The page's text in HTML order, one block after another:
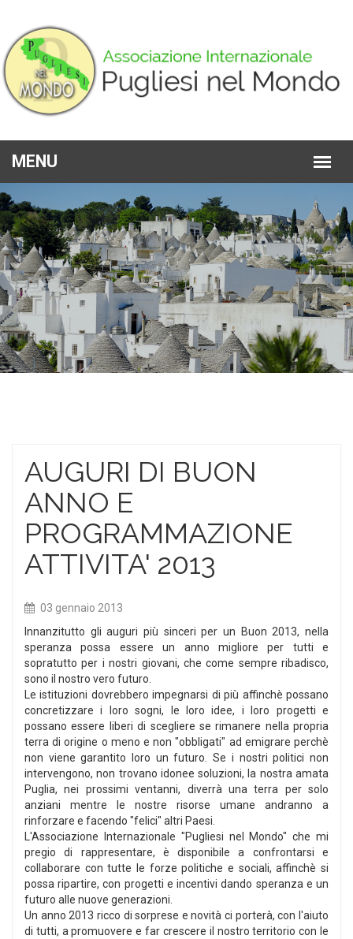
AUGURI DI BUON
ANNO E
PROGRAMMAZIONE
ATTIVITA' 2013
03 gennaio 2013
Innanzitutto gli auguri più sinceri per un Buon 2013, nella
speranza possa essere un anno migliore per tutti e
sopratutto per i nostri giovani, che come sempre ribadisco,
sono il nostro vero futuro.
Le istituzioni dovrebbero impegnarsi di più affinchè possano
concretizzare i loro sogni, le loro idee, i loro progetti e
possano essere liberi di scegliere se rimanere nella propria
terra di origine o meno e non "obbligati" ad emigrare perchè
non viene garantito loro un futuro. Se i nostri politici non
intervengono, non trovano idonee soluzioni, la nostra amata
Puglia, nei prossimi ventanni, diverrà una terra per solo
anziani mentre le nostre risorse umane andranno a
rinforzare e facendo "felici" altri Paesi.
L'Associazione Internazionale "Pugliesi nel Mondo" che mi
pregio di rappresentare, è disponibile a confrontarsi e
collaborare con tutte le forze politiche e sociali, affinchè si
possa ripartire, con progetti e incentivi dando speranza e un
futuro alle nuove generazioni.
Un anno 2013 ricco di sorprese e novità ci porterà, con l'aiuto
di tutti, a promuovere e far crescere il nostro territorio con le